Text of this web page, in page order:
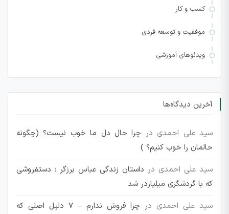
کسب و کار
موفقیت و توسعه فردی
ویدئوهای آموزشی
آخرین دیدگاه‌ها
سید علی احمدی در چرا حال دل ما خوب نیست؟ (چگونه
حالمان را خوب کنیم؟ )
سید علی احمدی در داستان زندگی عباس برزگر : دستفروشی
که با گردشگری میلیاردر شد
سید علی احمدی در
چرا فروش ندارم – 7 دلیل اصلی که